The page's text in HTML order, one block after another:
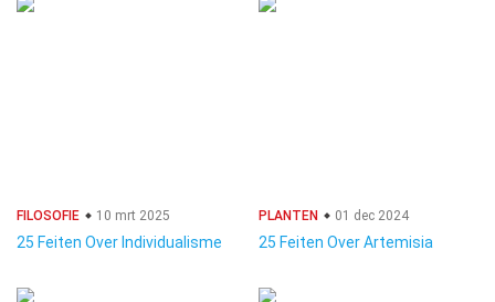
FILOSOFIE 10 mrt 2025
25 Feiten Over Individualisme
PLANTEN 01 dec 2024
25 Feiten Over Artemisia